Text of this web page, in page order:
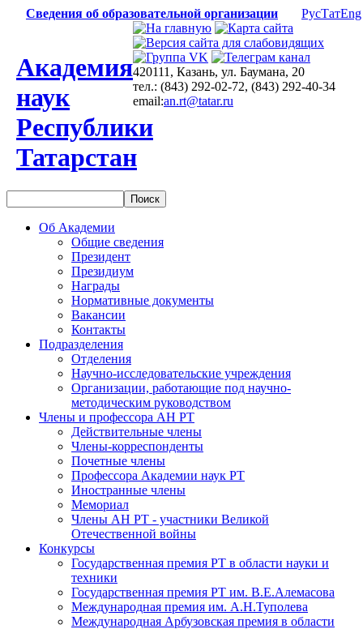
Сведения об образовательной организации РусТатEng
Академия
наук
Республики
Татарстан
420111, Казань, ул. Баумана, 20
тел.: (843) 292-02-72, (843) 292-40-34
email:an.rt@tatar.ru
Об Академии
Общие сведения
Президент
Президиум
Награды
Нормативные документы
Вакансии
Контакты
Подразделения
Отделения
Научно-исследовательские учреждения
Организации, работающие под научно-
методическим руководством
Члены и профессора АН РТ
Действительные члены
Члены-корреспонденты
Почетные члены
Профессора Академии наук РТ
Иностранные члены
Мемориал
Члены АН РТ - участники Великой
Отечественной войны
Конкурсы
Государственная премия РТ в области науки и
техники
Государственная премия РТ им. В.Е.Алемасова
Международная премия им. А.Н.Туполева
Международная Арбузовская премия в области